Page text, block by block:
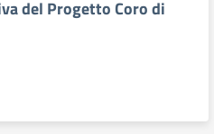
del Progetto Coro di